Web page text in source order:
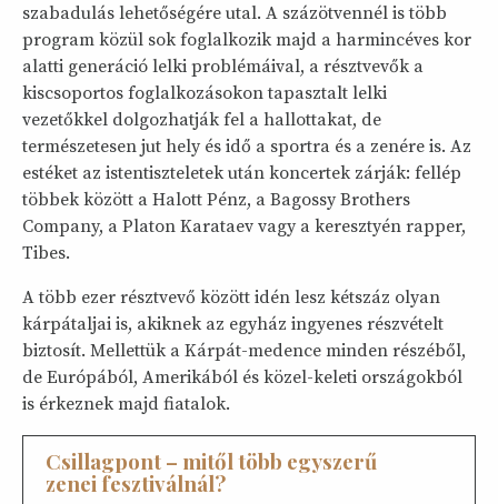
szabadulás lehetőségére utal. A százötvennél is több
program közül sok foglalkozik majd a harmincéves kor
alatti generáció lelki problémáival, a résztvevők a
kiscsoportos foglalkozásokon tapasztalt lelki
vezetőkkel dolgozhatják fel a hallottakat, de
természetesen jut hely és idő a sportra és a zenére is. Az
estéket az istentiszteletek után koncertek zárják: fellép
többek között a Halott Pénz, a Bagossy Brothers
Company, a Platon Karataev vagy a keresztyén rapper,
Tibes.
A több ezer résztvevő között idén lesz kétszáz olyan
kárpátaljai is, akiknek az egyház ingyenes részvételt
biztosít. Mellettük a Kárpát-medence minden részéből,
de Európából, Amerikából és közel-keleti országokból
is érkeznek majd fiatalok.
Csillagpont – mitől több egyszerű
zenei fesztiválnál?